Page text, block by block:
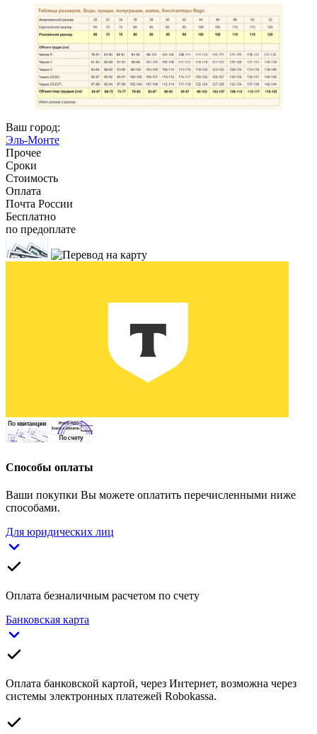
Ваш город:
Эль-Монте
Прочее
Сроки
Стоимость
Оплата
Почта России
Бесплатно
по предоплате
Способы оплаты
Ваши покупки Вы можете оплатить перечисленными ниже
способами.
Для юридических лиц
Оплата безналичным расчетом по счету
Банковская карта
Оплата банковской картой, через Интернет, возможна через
системы электронных платежей Robokassa.